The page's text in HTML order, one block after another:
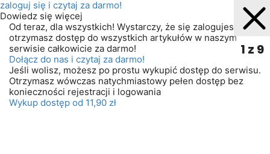
zaloguj się i czytaj za darmo!
Dowiedz się więcej
Od teraz, dla wszystkich! Wystarczy, że się zalogujesz. A
otrzymasz dostęp do wszystkich artykułów w naszym
serwisie całkowicie za darmo!
Dołącz do nas i czytaj za darmo!
Jeśli wolisz, możesz po prostu wykupić dostęp do serwisu.
Otrzymasz wówczas natychmiastowy pełen dostęp bez
konieczności rejestracji i logowania
Wykup dostęp od 11,90 zł
1 z 9